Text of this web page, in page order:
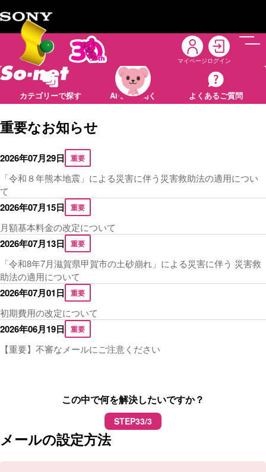
マイページ ログイン
メニ
メールの設定
カテゴリーで探す よくあるご質問
AIモモに聞く
重要なお知らせ
2026年07月29日 重要
「令和８年熊本地震」による災害に伴う災害救助法の適用につい
て
2026年07月15日 重要
月額基本料金の改定について
2026年07月13日 重要
「令和8年7月滋賀県甲賀市の土砂崩れ」による災害に伴う 災害救
助法の適用について
2026年07月01日 重要
初期費用の改定について
2026年06月19日 重要
【重要】不審なメールにご注意ください
この中で何を解決したいですか？
STEP33/3
メールの設定方法